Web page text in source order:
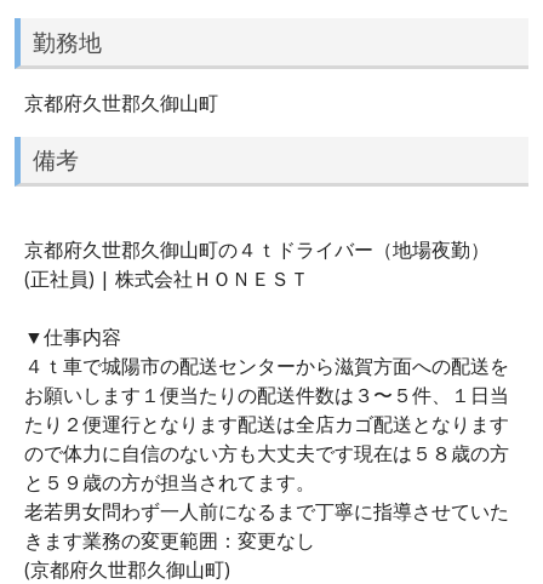
勤務地
京都府久世郡久御山町
備考
京都府久世郡久御山町の４ｔドライバー（地場夜勤）
(正社員) | 株式会社ＨＯＮＥＳＴ
▼仕事内容
４ｔ車で城陽市の配送センターから滋賀方面への配送を
お願いします１便当たりの配送件数は３〜５件、１日当
たり２便運行となります配送は全店カゴ配送となります
ので体力に自信のない方も大丈夫です現在は５８歳の方
と５９歳の方が担当されてます。
老若男女問わず一人前になるまで丁寧に指導させていた
きます業務の変更範囲：変更なし
(京都府久世郡久御山町)